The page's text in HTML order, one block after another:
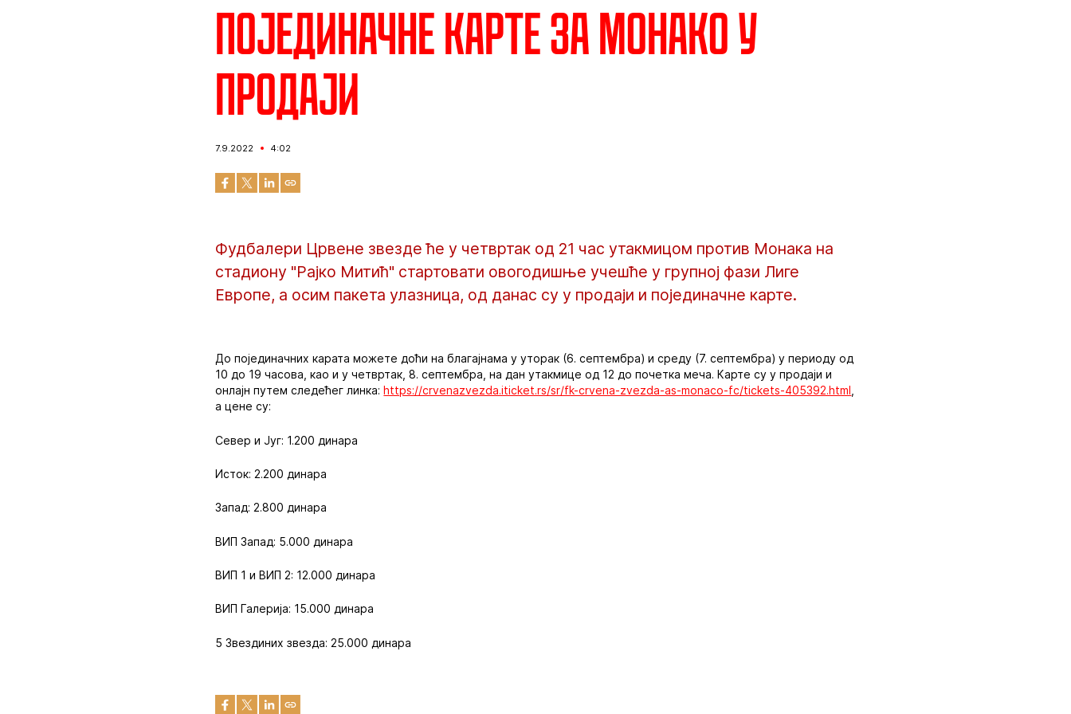
Појединачне карте за Монако у
продаји
7.9.2022 4:02
Фудбалери Црвене звезде ће у четвртак од 21 час утакмицом против Монака на
стадиону "Рајко Митић" стартовати овогодишње учешће у групној фази Лиге
Европе, а осим пакета улазница, од данас су у продаји и појединачне карте.
До појединачних карата можете доћи на благајнама у уторак (6. септембра) и среду (7. септембра) у периоду од
10 до 19 часова, као и у четвртак, 8. септембра, на дан утакмице од 12 до почетка меча. Карте су у продаји и
онлајн путем следећег линка:https://crvenazvezda.iticket.rs/sr/fk-crvena-zvezda-as-monaco-fc/tickets-405392.html
а цене су:
Север и Југ: 1.200 динара
Исток: 2.200 динара
Запад: 2.800 динара
ВИП Запад: 5.000 динара
ВИП 1 и ВИП 2: 12.000 динара
ВИП Галерија: 15.000 динара
5 Звездиних звезда: 25.000 динара